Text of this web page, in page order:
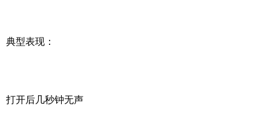
典型表现：
打开后几秒钟无声